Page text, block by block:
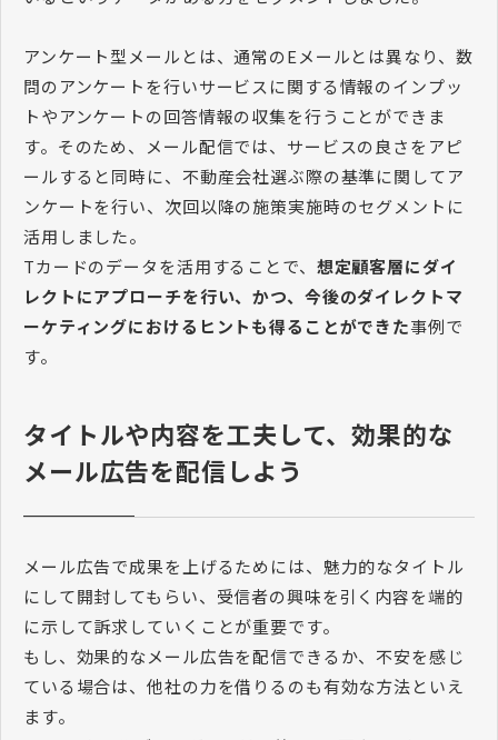
アンケート型メールとは、通常のEメールとは異なり、数
問のアンケートを行いサービスに関する情報のインプッ
トやアンケートの回答情報の収集を行うことができま
す。そのため、メール配信では、サービスの良さをアピ
ールすると同時に、不動産会社選ぶ際の基準に関してア
ンケートを行い、次回以降の施策実施時のセグメントに
活用しました。
Tカードのデータを活用することで、 想定顧客層にダイ
レクトにアプローチを行い、かつ、今後のダイレクトマ
ーケティングにおけるヒントも得ることができた事例で
す。
タイトルや内容を工夫して、効果的な
メール広告を配信しよう
メール広告で成果を上げるためには、魅力的なタイトル
にして開封してもらい、受信者の興味を引く内容を端的
に示して訴求していくことが重要です。
もし、効果的なメール広告を配信できるか、不安を感じ
ている場合は、他社の力を借りるのも有効な方法といえ
ます。